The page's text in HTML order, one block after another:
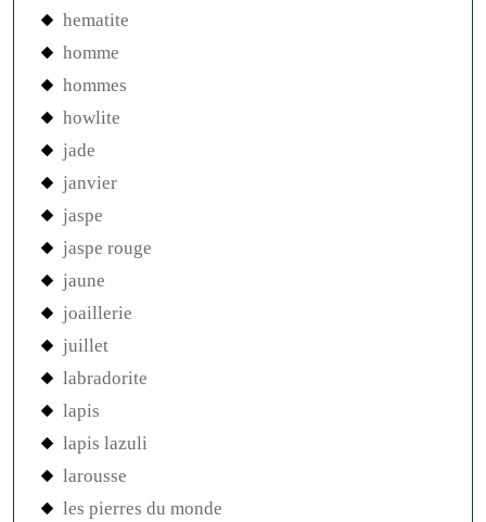
hematite
homme
hommes
howlite
jade
janvier
jaspe
jaspe rouge
jaune
joaillerie
juillet
labradorite
lapis
lapis lazuli
larousse
les pierres du monde